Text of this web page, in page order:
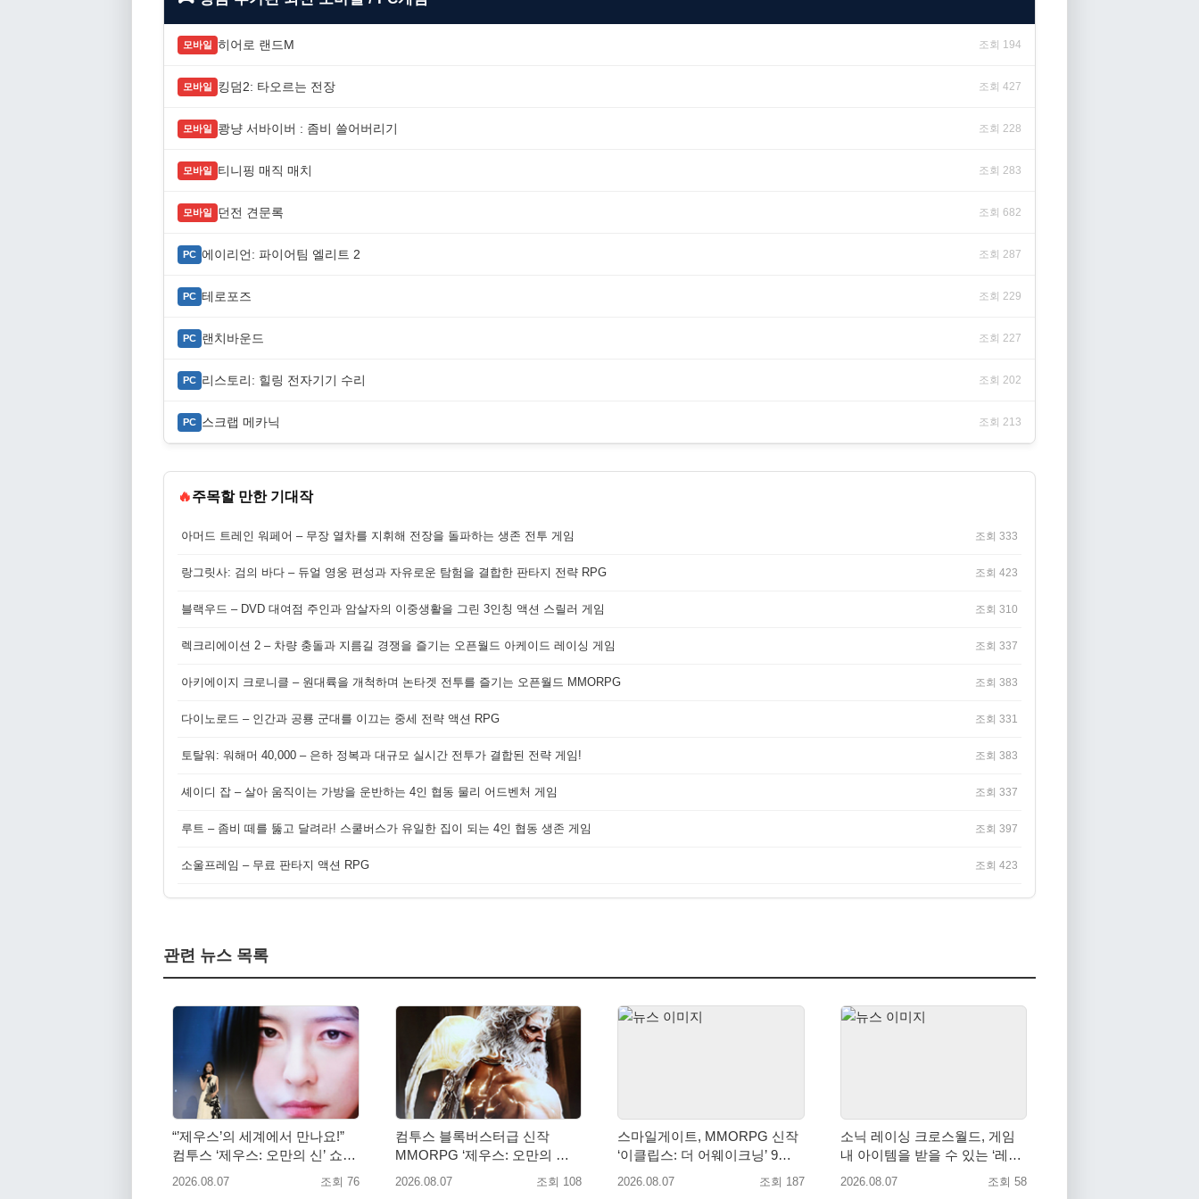
모바일 히어로 랜드M 조회 194
모바일 킹덤2: 타오르는 전장 조회 427
모바일 쾅냥 서바이버 : 좀비 쓸어버리기 조회 228
모바일 티니핑 매직 매치 조회 283
모바일 던전 견문록 조회 682
PC 에이리언: 파이어팀 엘리트 2 조회 287
PC 테로포즈 조회 229
PC 랜치바운드 조회 227
PC 리스토리: 힐링 전자기기 수리 조회 202
PC 스크랩 메카닉 조회 213
🔥주목할 만한 기대작
아머드 트레인 워페어 – 무장 열차를 지휘해 전장을 돌파하는 생존 전투 게임 조회 333
랑그릿사: 검의 바다 – 듀얼 영웅 편성과 자유로운 탐험을 결합한 판타지 전략 RPG 조회 423
블랙우드 – DVD 대여점 주인과 암살자의 이중생활을 그린 3인칭 액션 스릴러 게임 조회 310
렉크리에이션 2 – 차량 충돌과 지름길 경쟁을 즐기는 오픈월드 아케이드 레이싱 게임 조회 337
아키에이지 크로니클 – 원대륙을 개척하며 논타겟 전투를 즐기는 오픈월드 MMORPG 조회 383
다이노로드 – 인간과 공룡 군대를 이끄는 중세 전략 액션 RPG 조회 331
토탈워: 워해머 40,000 – 은하 정복과 대규모 실시간 전투가 결합된 전략 게임! 조회 383
셰이디 잡 – 살아 움직이는 가방을 운반하는 4인 협동 물리 어드벤처 게임 조회 337
루트 – 좀비 떼를 뚫고 달려라! 스쿨버스가 유일한 집이 되는 4인 협동 생존 게임 조회 397
소울프레임 – 무료 판타지 액션 RPG 조회 423
관련 뉴스 목록
“’제우스’의 세계에서 만나요!”
컴투스 ‘제우스: 오만의 신’ 쇼케
이스 찾은 배우 박지현
2026.08.07 조회 76
컴투스 블록버스터급 신작
MMORPG ‘제우스: 오만의 신’,
8월 26일 출시!
2026.08.07 조회 108
스마일게이트, MMORPG 신작
‘이클립스: 더 어웨이크닝’ 9월
10일 론칭!
2026.08.07 조회 187
소닉 레이싱 크로스월드, 게임
내 아이템을 받을 수 있는 ‘레전
드 대회 라운드 7’ 개최!
2026.08.07 조회 58